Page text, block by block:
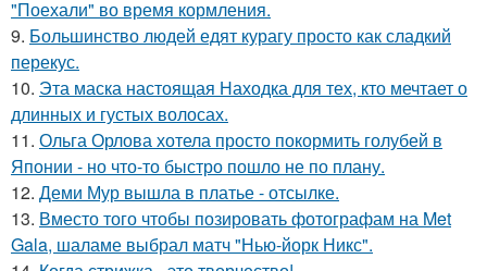
"Поехали" во время кормления.
9. Большинство людей едят курагу просто как сладкий
перекус.
10. Эта маска настоящая Находка для тех, кто мечтает о
длинных и густых волосах.
11. Ольга Орлова хотела просто покормить голубей в
Японии - но что-то быстро пошло не по плану.
12. Деми Мур вышла в платье - отсылке.
13. Вместо того чтобы позировать фотографам на Met
Gala, шаламе выбрал матч "Нью-йорк Никс".